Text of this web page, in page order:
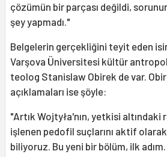
çözümün bir parçası değildi,
şey yapmadı."
Belgelerin gerçekliğini teyit eden
Varşova Üniversitesi kültür
teolog Stanislaw Obirek de var.
açıklamaları ise şöyle:
"Artık Wojtyła'nın, yetkisi altındaki
işlenen pedofil suçlarını aktif
biliyoruz. Bu yeni bir bölüm, ilk